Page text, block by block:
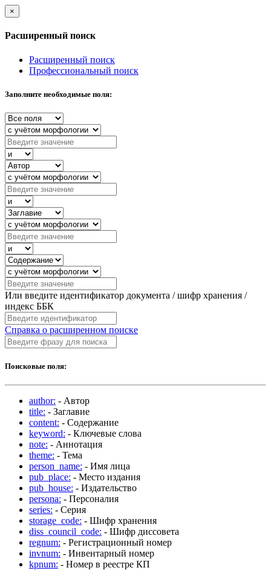
×
Расширенный поиск
Расширенный поиск
Профессиональный поиск
Заполните необходимые поля:
Или введите идентификатор документа / шифр хранения /
индекс ББК
Справка о расширенном поиске
Поисковые поля:
author: - Автор
title: - Заглавие
content: - Содержание
keyword: - Ключевые слова
note: - Аннотация
theme: - Тема
person_name: - Имя лица
pub_place: - Место издания
pub_house: - Издательство
persona: - Персоналия
series: - Серия
storage_code: - Шифр хранения
diss_council_code: - Шифр диссовета
regnum: - Регистрационный номер
invnum: - Инвентарный номер
kpnum: - Номер в реестре КП